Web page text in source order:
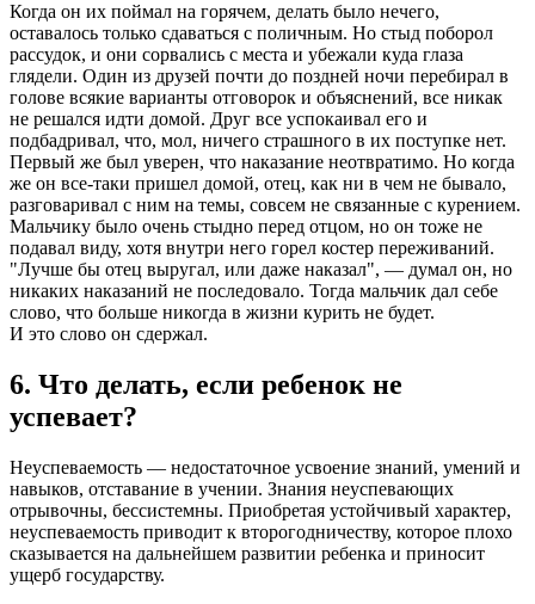
Когда он их поймал на горячем, делать было нечего,
оставалось только сдаваться с поличным. Но стыд поборол
рассудок, и они сорвались с места и убежали куда глаза
глядели. Один из друзей почти до поздней ночи перебирал в
голове всякие варианты отговорок и объяснений, все никак
не решался идти домой. Друг все успокаивал его и
подбадривал, что, мол, ничего страшного в их поступке нет.
Первый же был уверен, что наказание неотвратимо. Но когда
же он все-таки пришел домой, отец, как ни в чем не бывало,
разговаривал с ним на темы, совсем не связанные с курением.
Мальчику было очень стыдно перед отцом, но он тоже не
подавал виду, хотя внутри него горел костер переживаний.
"Лучше бы отец выругал, или даже наказал", — думал он, но
никаких наказаний не последовало. Тогда мальчик дал себе
слово, что больше никогда в жизни курить не будет.
И это слово он сдержал.
6. Что делать, если ребенок не
успевает?
Неуспеваемость — недостаточное усвоение знаний, умений и
навыков, отставание в учении. Знания неуспевающих
отрывочны, бессистемны. Приобретая устойчивый характер,
неуспеваемость приводит к второгодничеству, которое плохо
сказывается на дальнейшем развитии ребенка и приносит
ущерб государству.